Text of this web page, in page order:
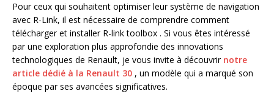
Pour ceux qui souhaitent optimiser leur système de navigation
avec R-Link, il est nécessaire de comprendre comment
télécharger et installer R-link toolbox . Si vous êtes intéressé
par une exploration plus approfondie des innovations
technologiques de Renault, je vous invite à découvrir notre
article dédié à la Renault 30 , un modèle qui a marqué son
époque par ses avancées significatives.